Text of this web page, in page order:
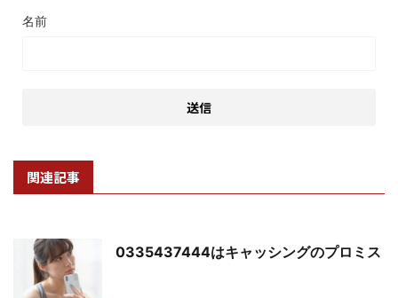
名前
関連記事
0335437444はキャッシングのプロミス